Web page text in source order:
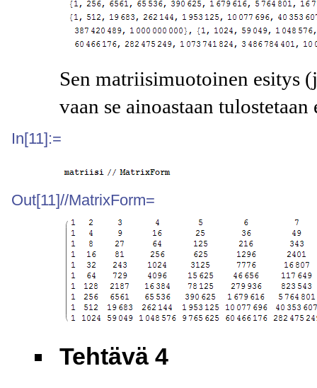
Sen matriisimuotoinen esitys
vaan se ainoastaan
In[11]:=
Out[11]//MatrixForm=
Tehtävä 4